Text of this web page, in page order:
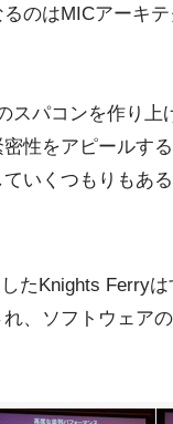
のはMICアーキ
スパコンを作り
性をアピールす
いくつもりもあ
たKnights Ferry
、ソフトウェア